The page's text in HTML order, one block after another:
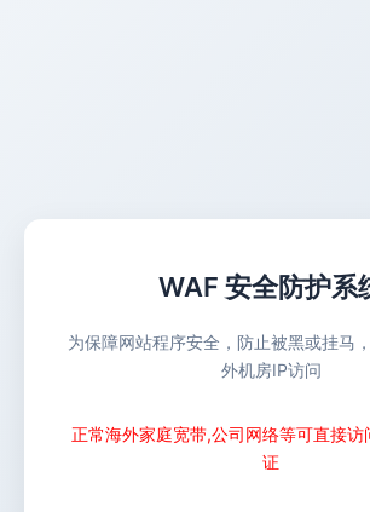
WAF 安全防护系
为保障网站程序安全，防止被黑或挂马
外机房IP访问
正常海外家庭宽带,公司网络等可直接访
证